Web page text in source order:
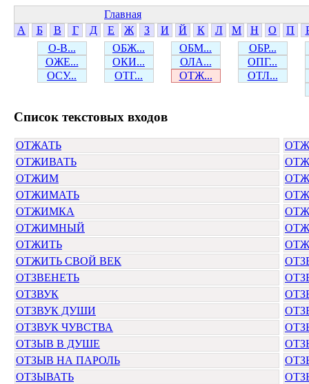
Главная
А
Б В Г Д Е Ж З И Й К Л М Н О П
О-В...
ОБЖ... ОБМ...
ОБР...
ОЖЕ...
ОКИ... ОЛА...
ОПГ...
ОСУ...
ОТГ... ОТЖ... ОТЛ...
Cписок текстовых входов
ОТЖАТЬ
ОТЖИВАТЬ
ОТЖИМ
ОТЖИМАТЬ
ОТЖИМКА
ОТЖИМНЫЙ
ОТЖИТЬ
ОТЖИТЬ СВОЙ ВЕК
ОТЗВЕНЕТЬ
ОТЗВУК
ОТЗВУК ДУШИ
ОТЗВУК ЧУВСТВА
ОТЗЫВ В ДУШЕ
ОТЗЫВ НА ПАРОЛЬ
ОТЗЫВАТЬ